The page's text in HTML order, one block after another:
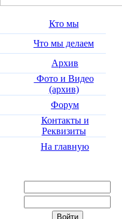
Кто мы
Что мы делаем
Архив
Фото и Видео
(архив)
Форум
Контакты и
Реквизиты
На главную